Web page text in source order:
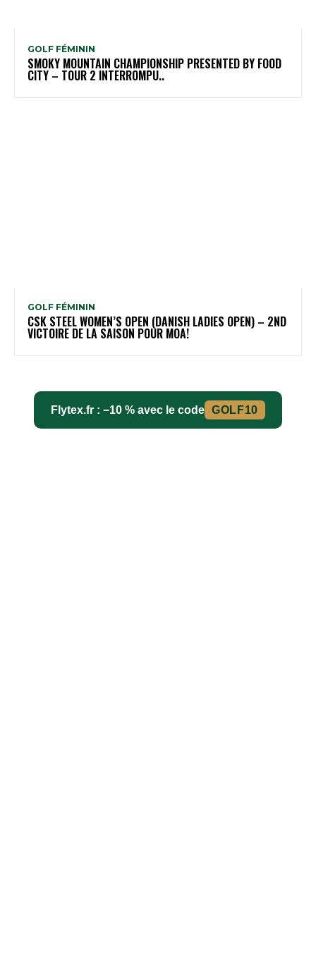
GOLF FÉMININ
SMOKY MOUNTAIN CHAMPIONSHIP PRESENTED BY FOOD
CITY – TOUR 2 INTERROMPU..
GOLF FÉMININ
CSK STEEL WOMEN’S OPEN (DANISH LADIES OPEN) – 2ND
VICTOIRE DE LA SAISON POUR MOA!
Flytex.fr : −10 % avec le code GOLF10